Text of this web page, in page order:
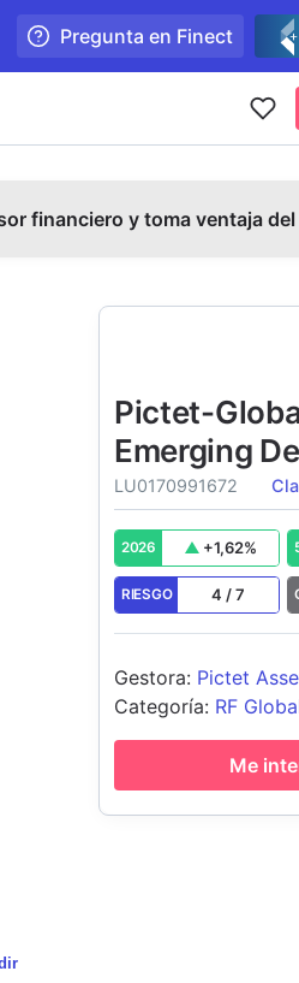
Pregunta en Finect
financiero y toma ventaja
Pictet-
Emerging
LU0170991672
2026 +1,62%
RIESGO 4 /7
Gestora: Pictet
(Europe) SA
Categoría: RF
Me